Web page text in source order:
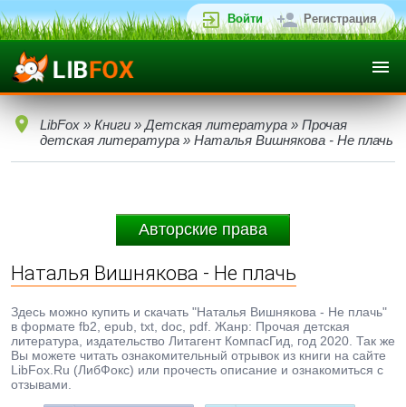
Войти Регистрация
LibFox » Книги » Детская литература » Прочая
детская литература » Наталья Вишнякова - Не плачь
Авторские права
Наталья Вишнякова - Не плачь
Здесь можно купить и скачать "Наталья Вишнякова - Не плачь"
в формате fb2, epub, txt, doc, pdf. Жанр: Прочая детская
литература, издательство Литагент КомпасГид, год 2020. Так же
Вы можете читать ознакомительный отрывок из книги на сайте
LibFox.Ru (ЛибФокс) или прочесть описание и ознакомиться с
отзывами.